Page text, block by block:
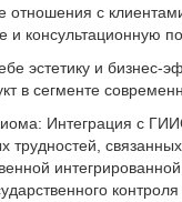
отношения с
и консультационную
эстетику и бизнес-
в сегменте
Интеграция с
трудностей,